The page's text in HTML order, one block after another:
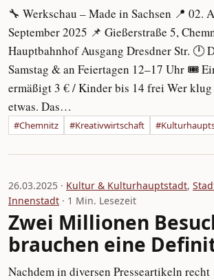
🔧 Werkschau – Made in Sachsen 📍 02.
September 2025 📌 Gießerstraße 5,
Hauptbahnhof Ausgang Dresdner Str. 🕛
Samstag & an Feiertagen 12–17 Uhr 🎟
ermäßigt 3 € / Kinder bis 14 frei Wer klug
etwas. Das…
#Chemnitz #Kreativwirtschaft
26.03.2025 · Kultur & Kulturhauptstadt,
Innenstadt · 1 Min. Lesezeit
Zwei Millionen
brauchen eine
Nachdem in diversen Presseartikeln recht